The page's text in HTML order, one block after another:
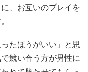
、お互いのプレイを
たほうがいい」と思
競い合う方が男性に